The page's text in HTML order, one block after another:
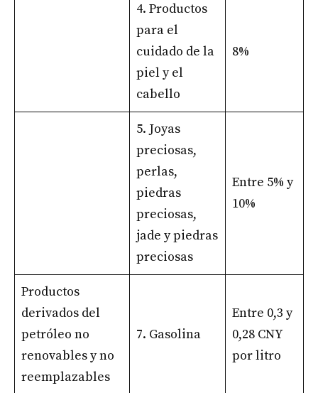
4. Productos
para el
cuidado de la
piel y el
cabello
8%
5. Joyas
preciosas,
perlas,
piedras
preciosas,
jade y piedras
preciosas
Entre 5% y
10%
Productos
derivados del
petróleo no
renovables y no
reemplazables
7. Gasolina
Entre 0,3 y
0,28 CNY
por litro